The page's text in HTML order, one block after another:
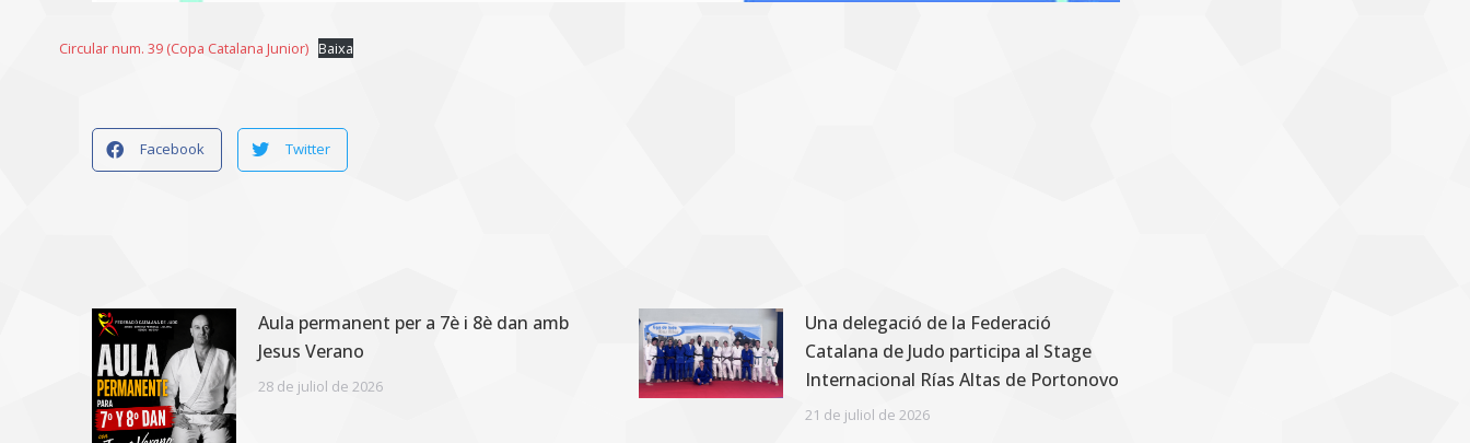
Circular num. 39 (Copa Catalana Junior) Baixa
Facebook Twitter
Aula permanent per a 7è i 8è dan amb
Jesus Verano
28 de juliol de 2026
Una delegació de la Federació
Catalana de Judo participa al Stage
Internacional Rías Altas de Portonovo
21 de juliol de 2026